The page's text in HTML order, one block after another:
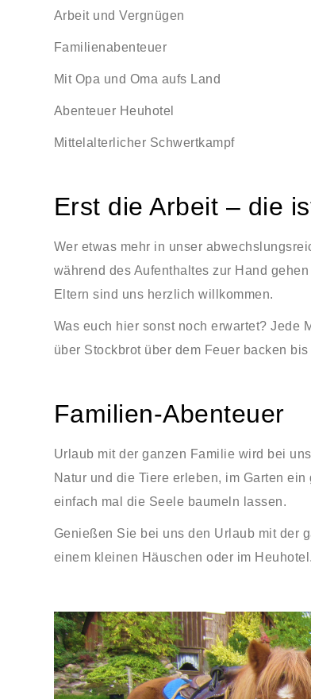
Arbeit und Vergnügen
Familienabenteuer
Mit Opa und Oma aufs Land
Abenteuer Heuhotel
Mittelalterlicher Schwertkampf
Erst die Arbeit – die
Wer etwas mehr in unser
während des Aufenthaltes zur Hand
Eltern sind uns herzlich willkommen.
Was euch hier sonst noch erwartet? Jede
über Stockbrot über dem Feuer backen
Familien-Abenteuer
Urlaub mit der ganzen Familie wird bei
Natur und die Tiere erleben, im Garten
einfach mal die Seele baumeln lassen.
Genießen Sie bei uns den Urlaub mit der
einem kleinen Häuschen oder im Heuhotel.